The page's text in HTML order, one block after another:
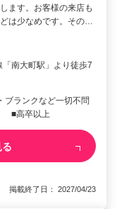
ます。お客様の来店も
は少なめです。その…
南大町駅」より徒歩7
ランクなど一切不問
■高卒以上
掲載終了日： 2027/04/23